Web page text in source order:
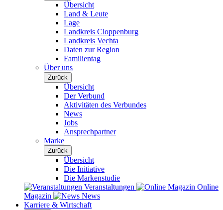
Übersicht
Land & Leute
Lage
Landkreis Cloppenburg
Landkreis Vechta
Daten zur Region
Familientag
Über uns
Zurück
Übersicht
Der Verbund
Aktivitäten des Verbundes
News
Jobs
Ansprechpartner
Marke
Zurück
Übersicht
Die Initiative
Die Markenstudie
Veranstaltungen
Online
Magazin
News
Karriere & Wirtschaft